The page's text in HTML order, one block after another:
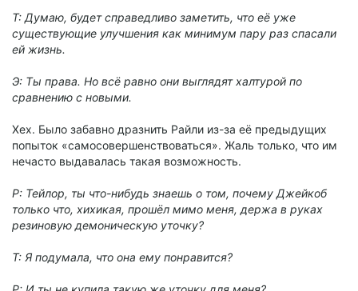
Т: Думаю, будет справедливо заметить, что её уже
существующие улучшения как минимум пару раз спасали
ей жизнь.
Э: Ты права. Но всё равно они выглядят халтурой по
сравнению с новыми.
Хех. Было забавно дразнить Райли из-за её предыдущих
попыток «самосовершенствоваться». Жаль только, что им
нечасто выдавалась такая возможность.
Р: Тейлор, ты что-нибудь знаешь о том, почему Джейкоб
только что, хихикая, прошёл мимо меня, держа в руках
резиновую демоническую уточку?
Т: Я подумала, что она ему понравится?